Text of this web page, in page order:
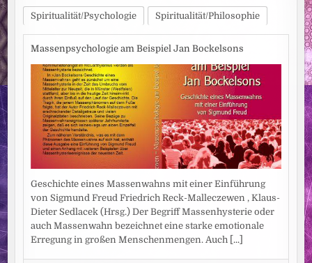
Spiritualität/Psychologie Spiritualität/Philosophie
Massenpsychologie am Beispiel Jan Bockelsons
Geschichte eines Massenwahns mit einer Einführung
von Sigmund Freud Friedrich Reck-Malleczewen , Klaus-
Dieter Sedlacek (Hrsg.) Der Begriff Massenhysterie oder
auch Massenwahn bezeichnet eine starke emotionale
Erregung in großen Menschenmengen. Auch [...]